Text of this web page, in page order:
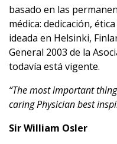
basado en las
médica: dedicación,
ideada en Helsinki,
General 2003 de la
todavía está vigente.
“The most important
caring Physician best
Sir William Osler